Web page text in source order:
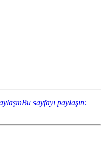
Bu sayfayı paylaşın: